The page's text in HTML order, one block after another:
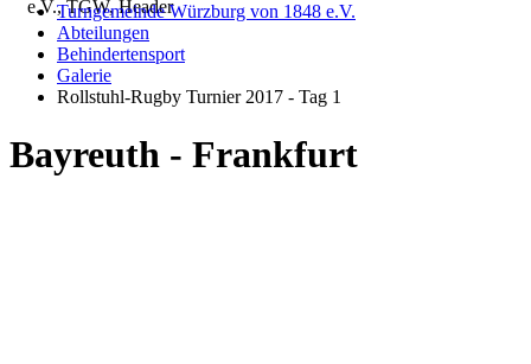
Turngemeinde Würzburg von 1848 e.V.
Abteilungen
Behindertensport
Galerie
Rollstuhl-Rugby Turnier 2017 - Tag 1
Bayreuth - Frankfurt